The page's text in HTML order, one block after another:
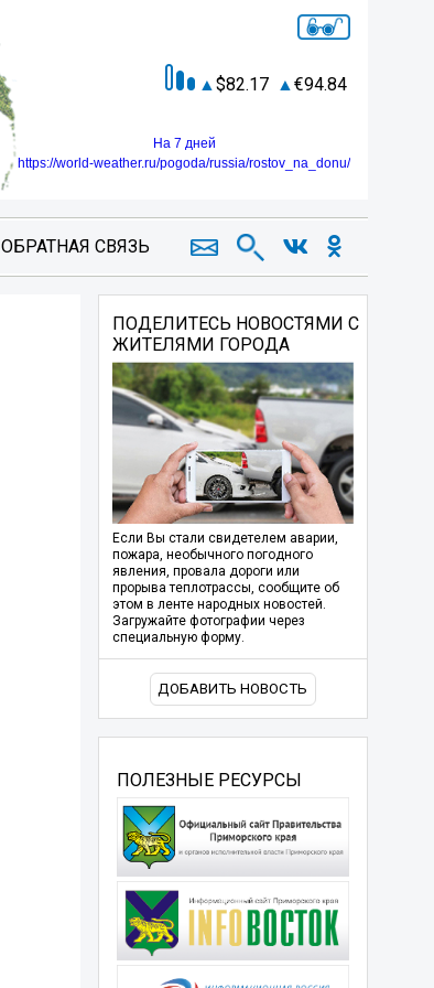
82.17 94.84
На 7 дней
https://world-weather.ru/pogoda/russia/rostov_na_donu/
ОБРАТНАЯ СВЯЗЬ
ПОДЕЛИТЕСЬ НОВОСТЯМИ С
ЖИТЕЛЯМИ ГОРОДА
Если Вы стали свидетелем аварии,
пожара, необычного погодного
явления, провала дороги или
прорыва теплотрассы, сообщите об
этом в ленте народных новостей.
Загружайте фотографии через
специальную форму.
ДОБАВИТЬ НОВОСТЬ
ПОЛЕЗНЫЕ РЕСУРСЫ